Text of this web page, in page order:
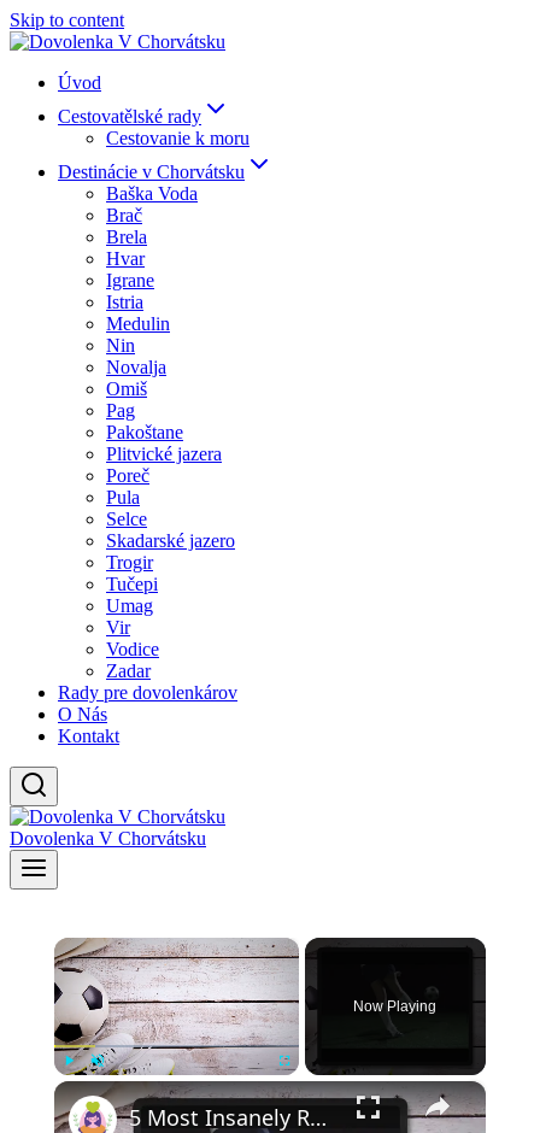
Skip to content
Úvod
Cestovatělské rady
Cestovanie k moru
Destinácie v Chorvátsku
Baška Voda
Brač
Brela
Hvar
Igrane
Istria
Medulin
Nin
Novalja
Omiš
Pag
Pakoštane
Plitvické jazera
Poreč
Pula
Selce
Skadarské jazero
Trogir
Tučepi
Umag
Vir
Vodice
Zadar
Rady pre dovolenkárov
O Nás
Kontakt
Dovolenka V Chorvátsku
×
Now Playing
×
5 Most Insanely Run Football Clubs In The World